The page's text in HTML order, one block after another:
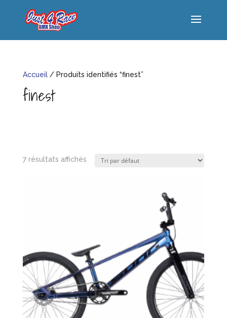
Accueil/ Produits identifiés “finest”
finest
7 résultats affichés